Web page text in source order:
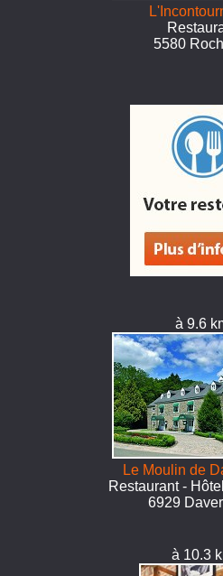
5580
à 9.6
Le Moulin de
Restaurant -
6929
à 10.3